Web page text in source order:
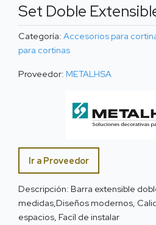
Set Doble
Categoría: Accesorios para
para cortinas
Proveedor: METALHSA
Ir a Proveedor
Descripción: Barra extensible
medidas,Diseños modernos,
espacios, Facíl de instalar